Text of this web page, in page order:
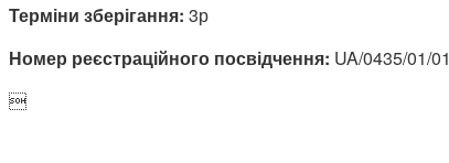
Терміни зберігання: 3р
Номер реєстраційного посвідчення: UA/0435/01/01
